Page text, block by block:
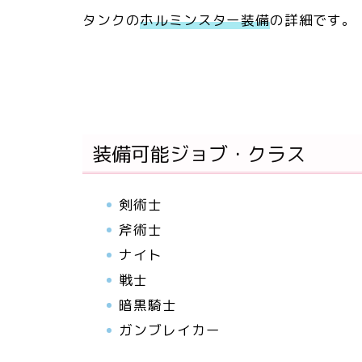
タンクのホルミンスター装備の詳細です。
装備可能ジョブ・クラス
剣術士
斧術士
ナイト
戦士
暗黒騎士
ガンブレイカー